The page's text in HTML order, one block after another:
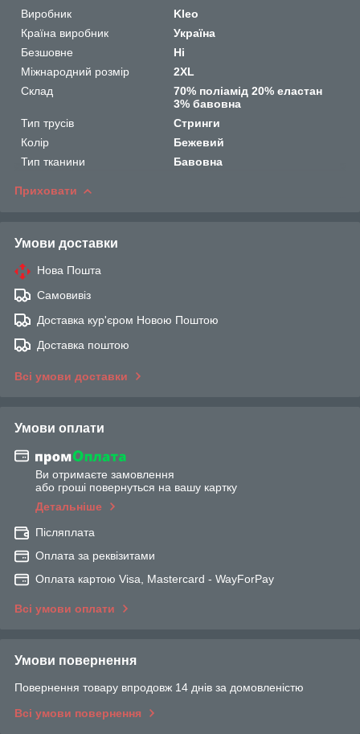
Виробник
Kleo
Країна виробник
Україна
Безшовне
Ні
Міжнародний розмір
2XL
Склад
70% поліамід 20% еластан
3% бавовна
Тип трусів
Стринги
Колір
Бежевий
Тип тканини
Бавовна
Приховати
Умови доставки
Нова Пошта
Самовивіз
Доставка кур'єром Новою Поштою
Доставка поштою
Всі умови доставки
Умови оплати
Ви отримаєте замовлення
або гроші повернуться на вашу картку
Детальніше
Післяплата
Оплата за реквізитами
Оплата картою Visa, Mastercard - WayForPay
Всі умови оплати
Умови повернення
Повернення товару впродовж 14 днів за домовленістю
Всі умови повернення